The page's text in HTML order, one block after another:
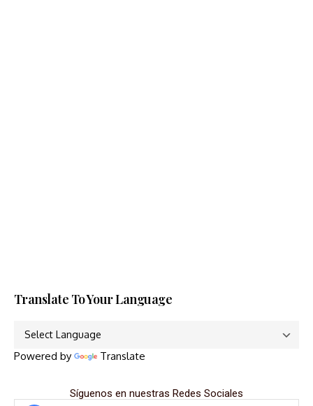
Translate To Your Language
Powered by Translate
Síguenos en nuestras Redes Sociales